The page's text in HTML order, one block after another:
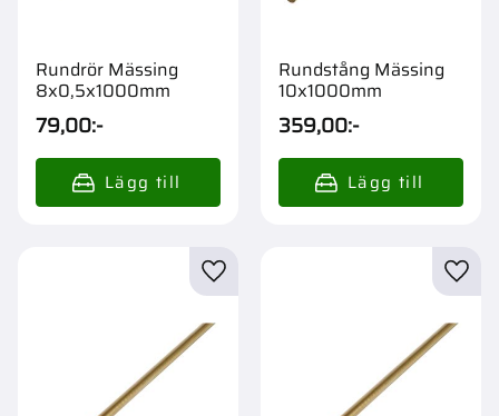
Rundrör Mässing
8x0,5x1000mm
79,00:-
Rundstång Mässing
10x1000mm
359,00:-
Lägg till i favoriter